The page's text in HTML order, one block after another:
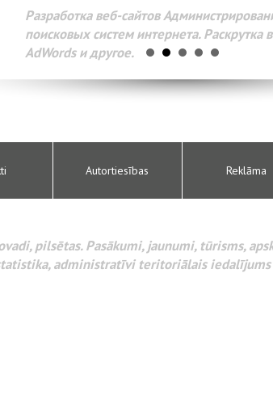
Разработка веб-сайтов
поисковых систем интернета.
AdWords и другое.
Autortiesības Reklāma
pilsētas. Pasākumi, jaunumi, tūrisms,
administratīvi teritoriālais iedalījums